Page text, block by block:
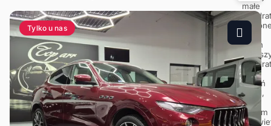
Tylko u nas